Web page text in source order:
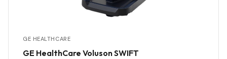
GE HEALTHCARE
GE HealthCare Voluson SWIFT